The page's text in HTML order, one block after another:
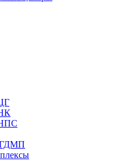
НПС
ГДМП